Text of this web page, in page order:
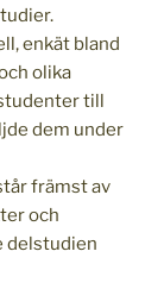
enkät bland
olika
till
dem under
främst av
och
delstudien